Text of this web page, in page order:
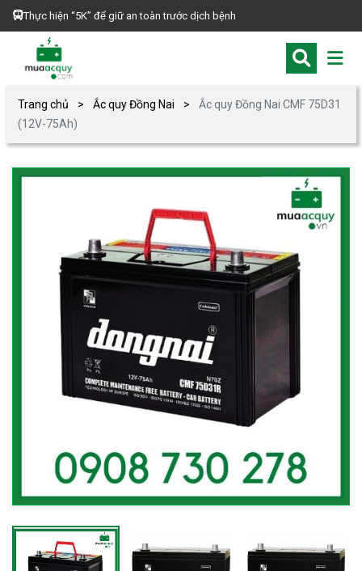
Thực hiện “5K” để giữ an toàn trước dịch bệnh
Trang chủ Ắc quy Đồng Nai
Ắc quy Đồng Nai CMF 75D31
(12V-75Ah)